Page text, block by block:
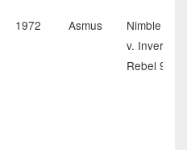
1972 Asmus
Nimble Hop
v. Inver
Rebel 93